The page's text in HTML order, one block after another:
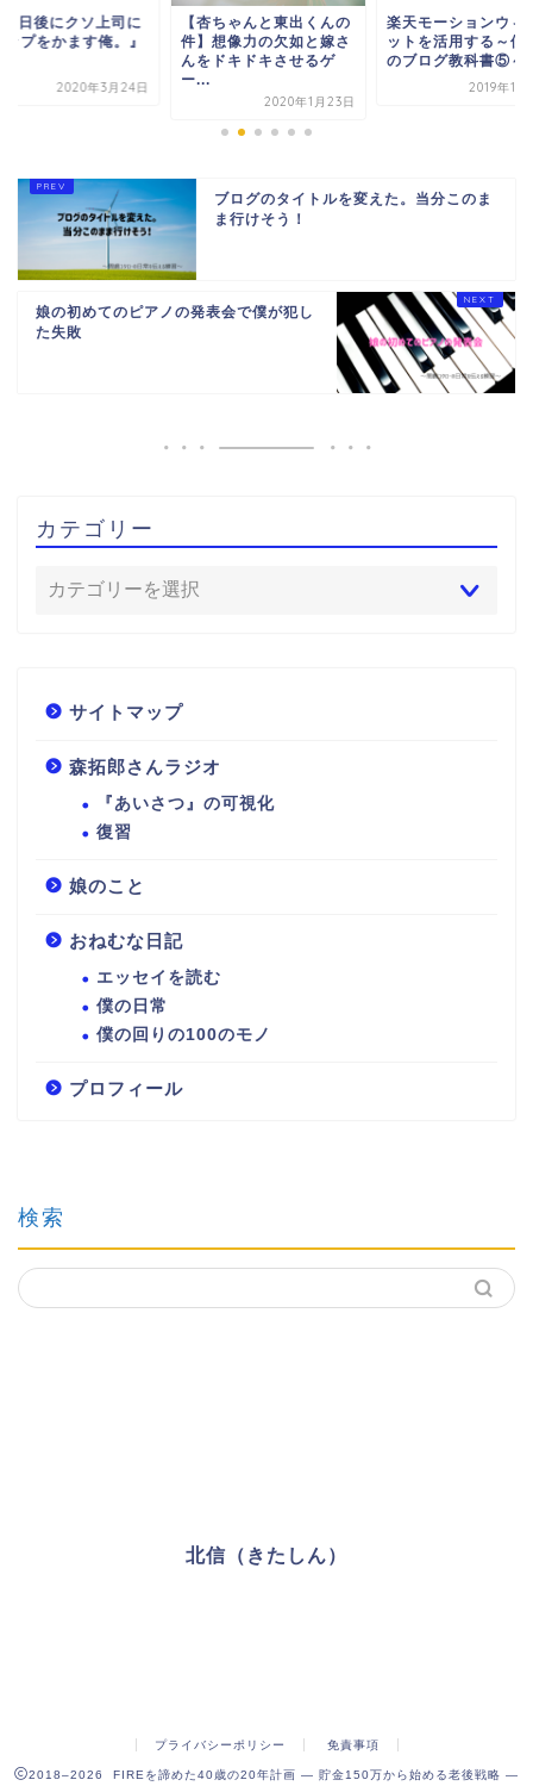
日後にクソ上司に
ップをかます俺。』
2020年3月24日
【杏ちゃんと東出くんの
件】想像力の欠如と嫁さ
んをドキドキさせるゲ
ー...
2020年1月23日
楽天モーションウィ
ットを活用する～僕
のブログ教科書⑤～
2019年11
ブログのタイトルを変えた。当分このま
ま行けそう！
娘の初めてのピアノの発表会で僕が犯し
た失敗
カテゴリー
サイトマップ
森拓郎さんラジオ
『あいさつ』の可視化
復習
娘のこと
おねむな日記
エッセイを読む
僕の日常
僕の回りの100のモノ
プロフィール
検索
北信（きたしん）
プライバシーポリシー 免責事項
2018–2026 FIREを諦めた40歳の20年計画 ― 貯金150万から始める老後戦略 ―